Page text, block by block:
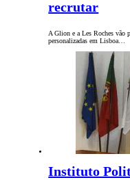
recrutar
A Glion e a Les Roches vão
personalizadas em Lisboa…
Instituto